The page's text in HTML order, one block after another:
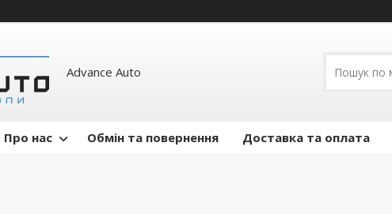
Advance Auto
Про нас Обмін та повернення Доставка та оплата